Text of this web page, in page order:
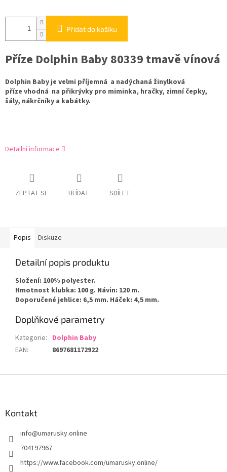
Přidat do košíku
Příze Dolphin Baby 80339 tmavě vínová
Dolphin Baby je velmi příjemná a nadýchaná žinylková
příze vhodná na přikrývky pro miminka, hračky, zimní čepky,
šály, nákrčníky a kabátky.
Detailní informace
ZEPTAT SE HLÍDAT SDÍLET
Popis Diskuze
Detailní popis produktu
Složení: 100% polyester.
Hmotnost klubka: 100 g. Návin: 120 m.
Doporučené jehlice: 6,5 mm. Háček: 4,5 mm.
Doplňkové parametry
Kategorie: Dolphin Baby
EAN: 8697681172922
Kontakt
info@umarusky.online
704197967
https://www.facebook.com/umarusky.online/